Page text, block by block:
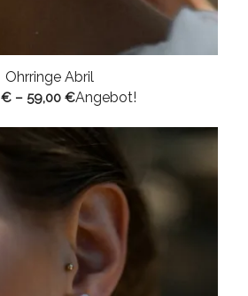
Ohrringe Abril
€– 59,00 €Angebot!